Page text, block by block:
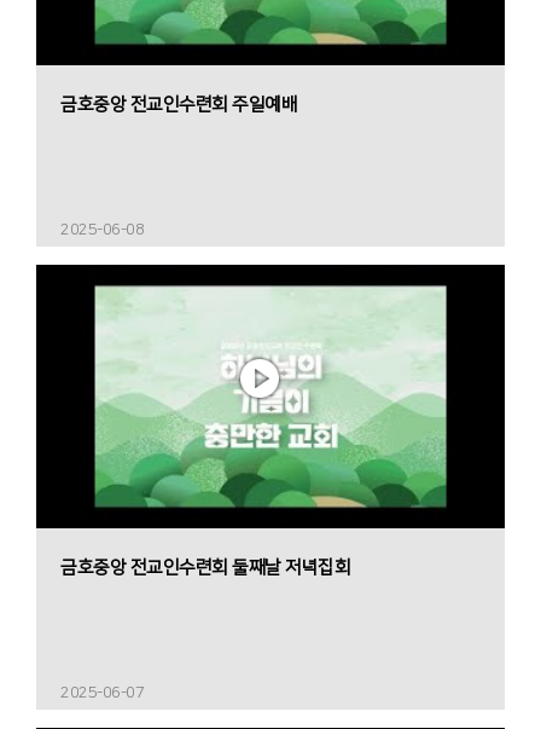
금호중앙 전교인수련회 주일예배
2025-06-08
금호중앙 전교인수련회 둘째날 저녁집회
2025-06-07